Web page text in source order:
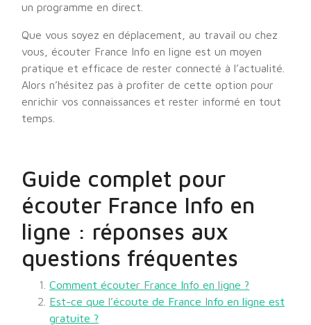
un programme en direct.
Que vous soyez en déplacement, au travail ou chez
vous, écouter France Info en ligne est un moyen
pratique et efficace de rester connecté à l’actualité.
Alors n’hésitez pas à profiter de cette option pour
enrichir vos connaissances et rester informé en tout
temps.
Guide complet pour
écouter France Info en
ligne : réponses aux
questions fréquentes
Comment écouter France Info en ligne ?
Est-ce que l’écoute de France Info en ligne est
gratuite ?